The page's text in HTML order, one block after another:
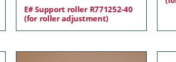
E# Support roller R771252-40
(for roller adjustment)